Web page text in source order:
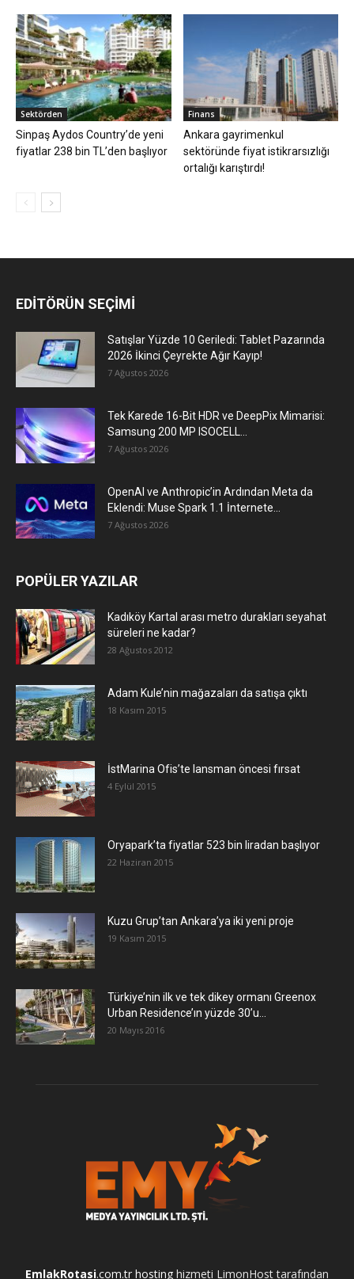
Sektörden
Sinpaş Aydos Country’de yeni
fiyatlar 238 bin TL’den başlıyor
Finans
Ankara gayrimenkul
sektöründe fiyat istikrarsızlığı
ortalığı karıştırdı!
EDİTÖRÜN SEÇİMİ
Satışlar Yüzde 10 Geriledi: Tablet Pazarında
2026 İkinci Çeyrekte Ağır Kayıp!
7 Ağustos 2026
Tek Karede 16-Bit HDR ve DeepPix Mimarisi:
Samsung 200 MP ISOCELL...
7 Ağustos 2026
OpenAI ve Anthropic’in Ardından Meta da
Eklendi: Muse Spark 1.1 İnternete...
7 Ağustos 2026
POPÜLER YAZILAR
Kadıköy Kartal arası metro durakları seyahat
süreleri ne kadar?
28 Ağustos 2012
Adam Kule’nin mağazaları da satışa çıktı
18 Kasım 2015
İstMarina Ofis’te lansman öncesi fırsat
4 Eylül 2015
Oryapark’ta fiyatlar 523 bin liradan başlıyor
22 Haziran 2015
​Kuzu Grup’tan Ankara’ya iki yeni proje
19 Kasım 2015
Türkiye’nin ilk ve tek dikey ormanı Greenox
Urban Residence’ın yüzde 30’u...
20 Mayıs 2016
EmlakRotasi.com.tr hosting hizmeti LimonHost tarafından